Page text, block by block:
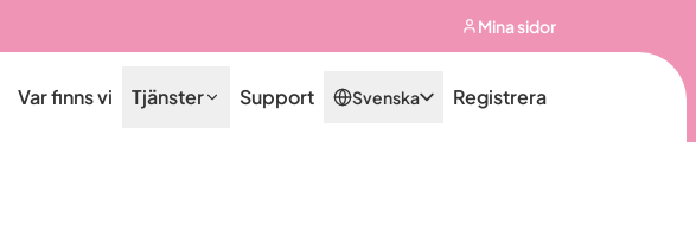
Mina sidor
Var finns vi Tjänster Support Svenska Registrera